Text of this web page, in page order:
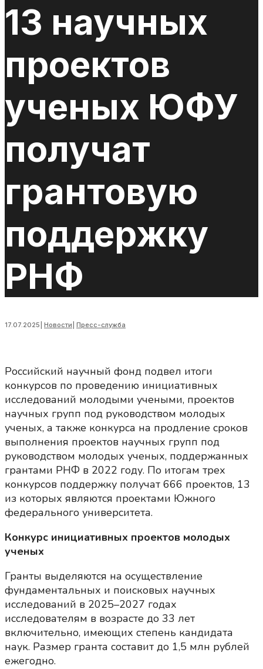
13 научных
проектов
ученых ЮФУ
получат
грантовую
поддержку
РНФ
17.07.2025 Новости Пресс-служба
Российский научный фонд подвел итоги
конкурсов по проведению инициативных
исследований молодыми учеными, проектов
научных групп под руководством молодых
ученых, а также конкурса на продление сроков
выполнения проектов научных групп под
руководством молодых ученых, поддержанных
грантами РНФ в 2022 году. По итогам трех
конкурсов поддержку получат 666 проектов, 13
из которых являются проектами Южного
федерального университета.
Конкурс инициативных проектов молодых
ученых
Гранты выделяются на осуществление
фундаментальных и поисковых научных
исследований в 2025–2027 годах
исследователям в возрасте до 33 лет
включительно, имеющих степень кандидата
наук. Размер гранта составит до 1,5 млн рублей
ежегодно.